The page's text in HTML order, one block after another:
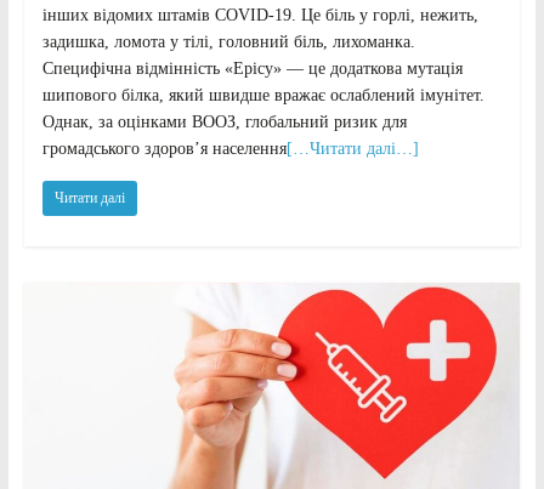
інших відомих штамів COVID-19. Це біль у горлі, нежить,
задишка, ломота у тілі, головний біль, лихоманка.
Специфічна відмінність «Ерісу» — це додаткова мутація
шипового білка, який швидше вражає ослаблений імунітет.
Однак, за оцінками ВООЗ, глобальний ризик для
громадського здоров’я населення[…Читати далі…]
Читати далі